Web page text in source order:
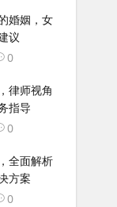
婚姻，女
议
0
律师视角
指导
0
全面解析
方案
0